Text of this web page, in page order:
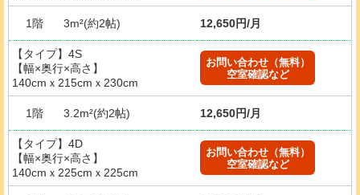
1階 3m²(約2帖) 12,650円/月
【タイプ】4S
【幅×奥行×高さ】
140cmｘ215cmｘ230cm
お問い合わせ（無料）
空室確認など
1階 3.2m²(約2帖) 12,650円/月
【タイプ】4D
【幅×奥行×高さ】
140cmｘ225cmｘ225cm
お問い合わせ（無料）
空室確認など